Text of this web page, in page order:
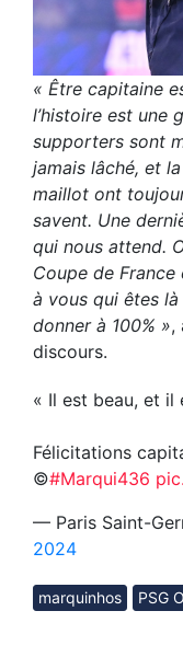
« Être capitaine
l’histoire est une
supporters sont
jamais lâché, et
maillot ont
savent. Une
qui nous attend.
Coupe de
à vous qui êtes
donner à 100% »,
discours.
« Il est beau, et il
Félicitations
©️#Marqui436
— Paris Saint-
2024
marquinhos PSG